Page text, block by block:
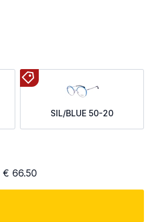
SIL/BLUE 50-20
€ 66.50